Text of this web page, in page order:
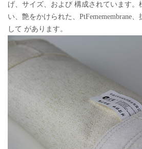
げ、サイズ、および 構成されています。
い、艶をかけられた、PtFememembrane
して があります。